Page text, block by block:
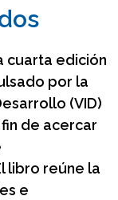
cuarta edición
por la
(VID)
de acercar
libro reúne la
e